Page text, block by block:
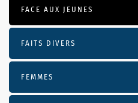
FACE AUX JEUNES
FAITS DIVERS
FEMMES